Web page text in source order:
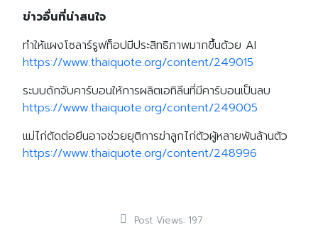
ข่าวอื่นที่น่าสนใจ
ทำให้แผงโซลาร์รูฟท็อปมีประสิทธิภาพมากขึ้นด้วย AI
https://www.thaiquote.org/content/249015
ระบบดักจับคาร์บอนให้การผลิตเอทิลีนที่มีคาร์บอนเป็นลบ
https://www.thaiquote.org/content/249005
แม่ไก่ตัดต่อยีนอาจช่วยยุติการฆ่าลูกไก่ตัวผู้หลายพันล้านตัว
https://www.thaiquote.org/content/248996
Post Views: 197